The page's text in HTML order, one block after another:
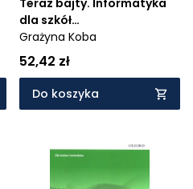
Teraz bajty. Informatyka
dla szkół
ponadpodstawowych.
Zakres podstawowy. Klasa
2
Grażyna Koba
52,42 zł
Do koszyka